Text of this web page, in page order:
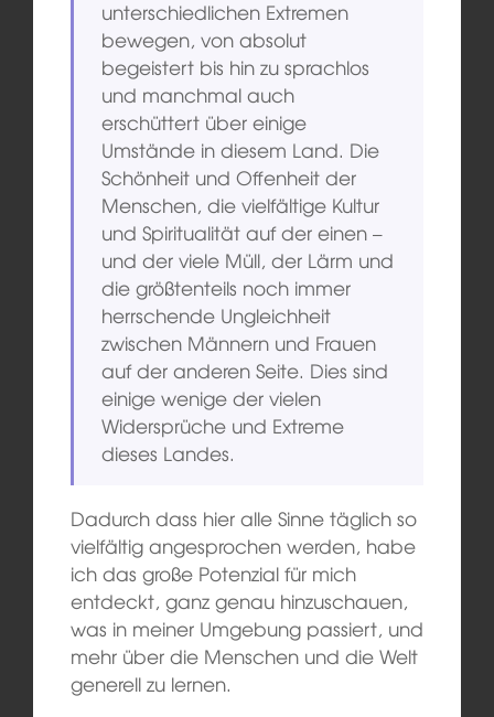
unterschiedlichen Extremen
bewegen, von absolut
begeistert bis hin zu sprachlos
und manchmal auch
erschüttert über einige
Umstände in diesem Land. Die
Schönheit und Offenheit der
Menschen, die vielfältige Kultur
und Spiritualität auf der einen –
und der viele Müll, der Lärm und
die größtenteils noch immer
herrschende Ungleichheit
zwischen Männern und Frauen
auf der anderen Seite. Dies sind
einige wenige der vielen
Widersprüche und Extreme
dieses Landes.
Dadurch dass hier alle Sinne täglich so
vielfältig angesprochen werden, habe
ich das große Potenzial für mich
entdeckt, ganz genau hinzuschauen,
was in meiner Umgebung passiert, und
mehr über die Menschen und die Welt
generell zu lernen.